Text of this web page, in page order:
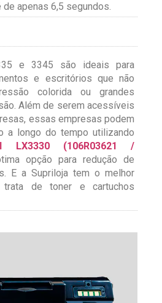
apenas 6,5 segundos.
e 3345 são ideais para
e escritórios que não
colorida ou grandes
Além de serem acessíveis
essas empresas podem
a longo do tempo utilizando
LX3330 (106R03621 /
opção para redução de
E a Supriloja tem o melhor
de toner e cartuchos